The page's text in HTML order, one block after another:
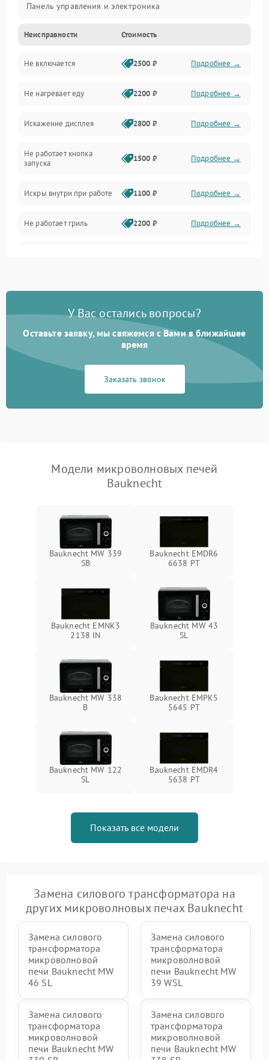
Панель управления и электроника
Дверца и корпус
Механика и внутренние элементы
Механические повреждения
Питание и запуск
Нагрев и приготовление
Программное обеспечение
Неисправности Стоимость
Не включается 2500 ₽ Подробнее →
Не нагревает еду 2200 ₽ Подробнее →
Искажение дисплея 2800 ₽ Подробнее →
Не работает кнопка
запуска
1500 ₽ Подробнее →
Искры внутри при работе 1100 ₽ Подробнее →
Не работает гриль 2200 ₽ Подробнее →
Появление запаха гари 2400 ₽ Подробнее →
Проблемы с вентилятором 2000 ₽
Поломка системы
охлаждения
Подробнее →
Не работают сенсорные
Сломался трансформатор Подробнее →
У Вас остались вопросы?
Оставьте заявку, мы свяжемся с Вами в ближайшее
время
Заказать звонок
Модели микроволновых печей
Bauknecht
Bauknecht MW 339
SB
Bauknecht EMDR6
6638 PT
Bauknecht EMNK3
2138 IN
Bauknecht MW 43
SL
Bauknecht MW 338
B
Bauknecht EMPK5
5645 PT
Bauknecht MW 122
SL
Bauknecht EMDR4
5638 PT
Показать все модели
Замена силового трансформатора на
других микроволновых печах Bauknecht
Замена силового
трансформатора
микроволновой
печи Bauknecht MW
46 SL
Замена силового
трансформатора
микроволновой
печи Bauknecht MW
39 WSL
Замена силового
трансформатора
микроволновой
печи Bauknecht MW
Замена силового
трансформатора
микроволновой
печи Bauknecht MW